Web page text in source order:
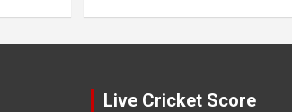
Live Cricket Score